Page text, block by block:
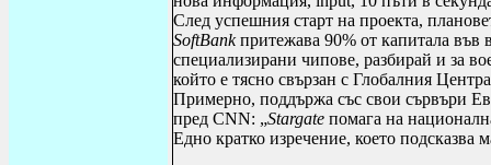
След успешния старт на проекта,
SoftBank притежава 90% от капитала във
специализирани чипове, разбирай и за
който е тясно свързан с Глобалния
Примерно, поддържа със свои сървъри
пред CNN: „Stargate помага на
Едно кратко изречение, което подсказва